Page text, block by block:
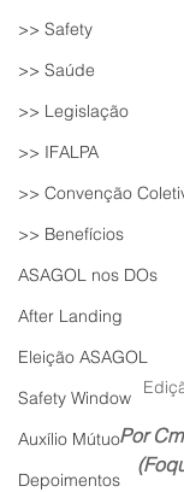
>> Safety
>> Saúde
>> Legislação
>> IFALPA
>> Convenção
>> Benefícios
ASAGOL nos DOs
After Landing
Eleição ASAGOL
Safety Window
Auxílio Mútuo
Depoimentos
Por